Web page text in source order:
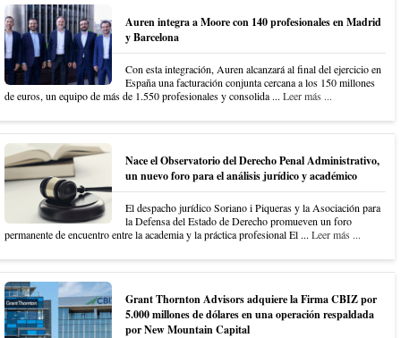
Auren integra a Moore con 140 profesionales en Madrid
y Barcelona
Con esta integración, Auren alcanzará al final del ejercicio en
España una facturación conjunta cercana a los 150 millones
de euros, un equipo de más de 1.550 profesionales y consolida ... Leer más ...
Nace el Observatorio del Derecho Penal Administrativo,
un nuevo foro para el análisis jurídico y académico
El despacho jurídico Soriano i Piqueras y la Asociación para
la Defensa del Estado de Derecho promueven un foro
permanente de encuentro entre la academia y la práctica profesional El ... Leer más ...
Grant Thornton Advisors adquiere la Firma CBIZ por
5.000 millones de dólares en una operación respaldada
por New Mountain Capital